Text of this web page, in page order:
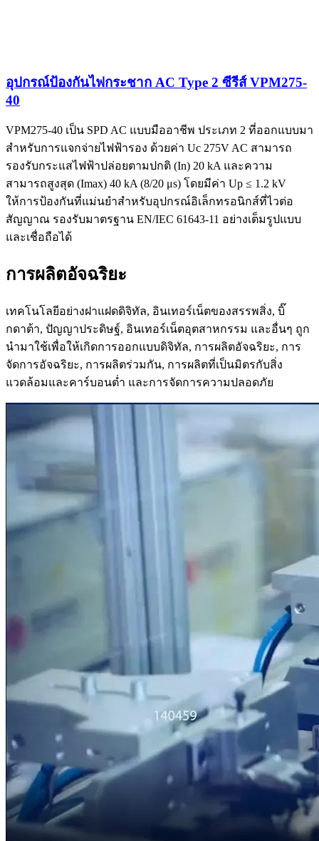
อุปกรณ์ป้องกันไฟกระชาก AC Type 2 ซีรีส์ VPM275-
40
VPM275-40 เป็น SPD AC แบบมืออาชีพ ประเภท 2 ที่ออกแบบมา
สำหรับการแจกจ่ายไฟฟ้ารอง ด้วยค่า Uc 275V AC สามารถ
รองรับกระแสไฟฟ้าปล่อยตามปกติ (In) 20 kA และความ
สามารถสูงสุด (Imax) 40 kA (8/20 μs) โดยมีค่า Up ≤ 1.2 kV
ให้การป้องกันที่แม่นยำสำหรับอุปกรณ์อิเล็กทรอนิกส์ที่ไวต่อ
สัญญาณ รองรับมาตรฐาน EN/IEC 61643-11 อย่างเต็มรูปแบบ
และเชื่อถือได้
การผลิตอัจฉริยะ
เทคโนโลยีอย่างฝาแฝดดิจิทัล, อินเทอร์เน็ตของสรรพสิ่ง, บิ๊
กดาต้า, ปัญญาประดิษฐ์, อินเทอร์เน็ตอุตสาหกรรม และอื่นๆ ถูก
นำมาใช้เพื่อให้เกิดการออกแบบดิจิทัล, การผลิตอัจฉริยะ, การ
จัดการอัจฉริยะ, การผลิตร่วมกัน, การผลิตที่เป็นมิตรกับสิ่ง
แวดล้อมและคาร์บอนต่ำ และการจัดการความปลอดภัย